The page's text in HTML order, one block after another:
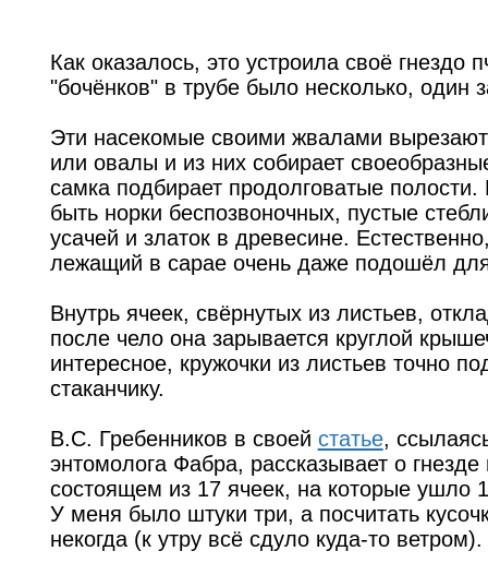
Как оказалось, это устроила своё гнездо
"бочёнков" в трубе было несколько, один
Эти насекомые своими жвалами вырезают
или овалы и из них собирает
самка подбирает продолговатые полости.
быть норки беспозвоночных, пустые
усачей и златок в древесине.
лежащий в сарае очень даже подошёл для
Внутрь ячеек, свёрнутых из листьев,
после чело она зарывается круглой
интересное, кружочки из листьев точно
стаканчику.
В.С. Гребенников в своей статье,
энтомолога Фабра, рассказывает о
состоящем из 17 ячеек, на которые ушло
У меня было штуки три, а посчитать
некогда (к утру всё сдуло куда-то ветром).